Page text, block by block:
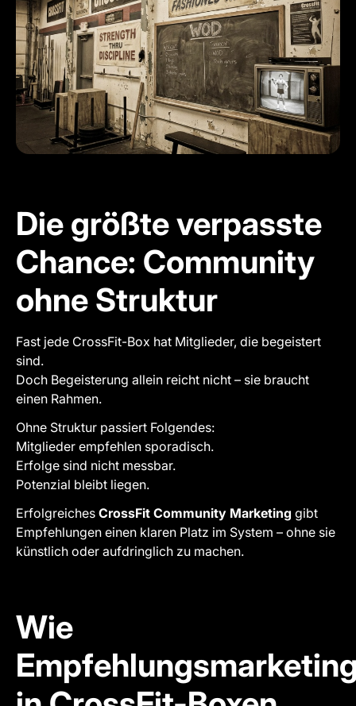
Die größte verpasste
Chance: Community
ohne Struktur
Fast jede CrossFit-Box hat Mitglieder, die begeistert
sind.
Doch Begeisterung allein reicht nicht – sie braucht
einen Rahmen.
Ohne Struktur passiert Folgendes:
Mitglieder empfehlen sporadisch.
Erfolge sind nicht messbar.
Potenzial bleibt liegen.
Erfolgreiches CrossFit Community Marketing gibt
Empfehlungen einen klaren Platz im System – ohne sie
künstlich oder aufdringlich zu machen.
Wie